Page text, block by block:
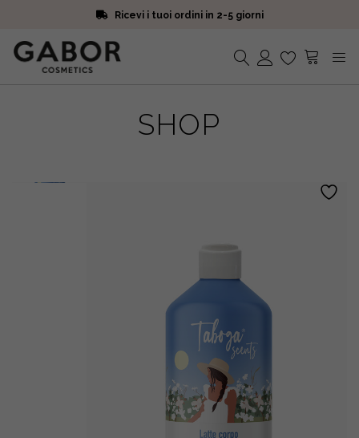
Ricevi i tuoi ordini in 2-5 giorni
Iscriviti alla Newsletter. 15% di sconto e spedizione gratuita
Ricevi i tuoi ordini in 2-5 giorni
SHOP